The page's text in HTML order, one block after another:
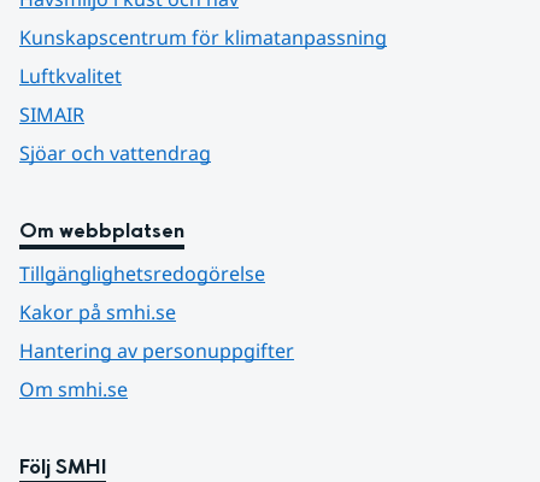
Kunskapscentrum för klimatanpassning
Luftkvalitet
SIMAIR
Sjöar och vattendrag
Om webbplatsen
Tillgänglighetsredogörelse
Kakor på smhi.se
Hantering av personuppgifter
Om smhi.se
Följ SMHI